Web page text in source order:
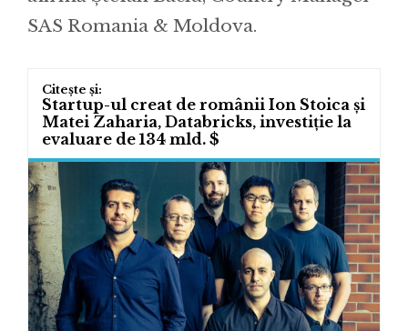
SAS Romania & Moldova.
Startup-ul creat de românii Ion Stoica și
Matei Zaharia, Databricks, investiție la
evaluare de 134 mld. $